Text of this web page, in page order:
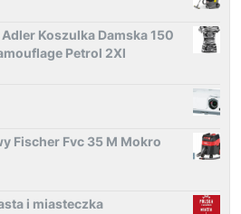
Koszulka Damska 150
Petrol 2Xl
Fischer Fvc 35 M Mokro
i miasteczka